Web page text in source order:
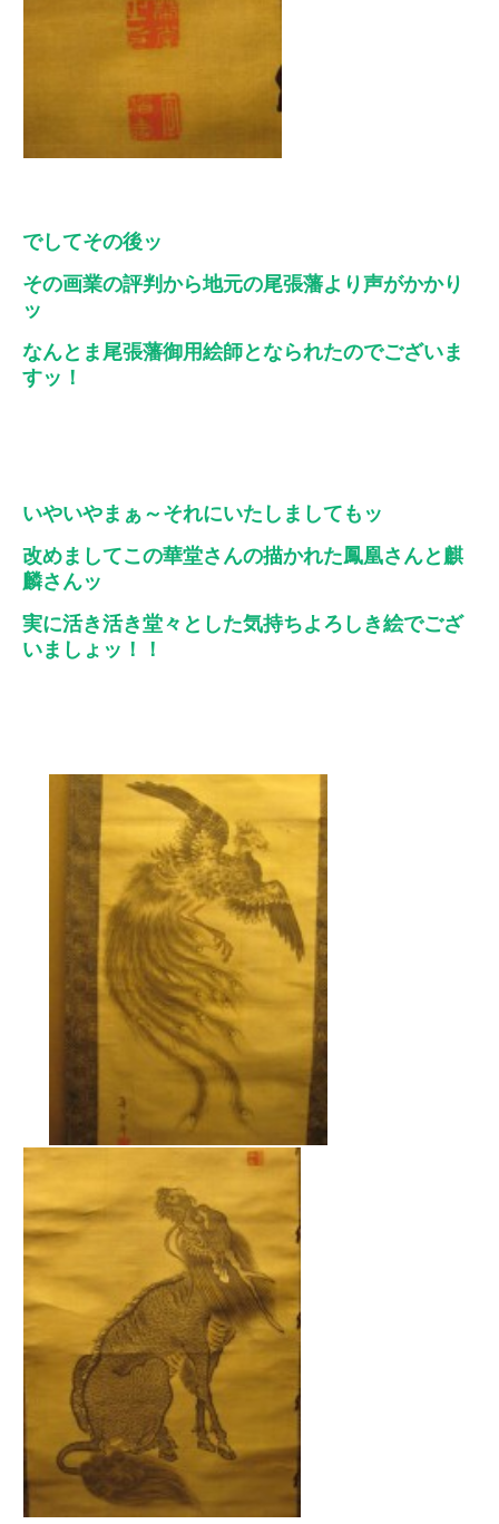
でしてその後ッ
その画業の評判から地元の尾張藩より声がかかり
ッ
なんとま尾張藩御用絵師となられたのでございま
すッ！
いやいやまぁ～それにいたしましてもッ
改めましてこの華堂さんの描かれた鳳凰さんと麒
麟さんッ
実に活き活き堂々とした気持ちよろしき絵でござ
いましょッ！！